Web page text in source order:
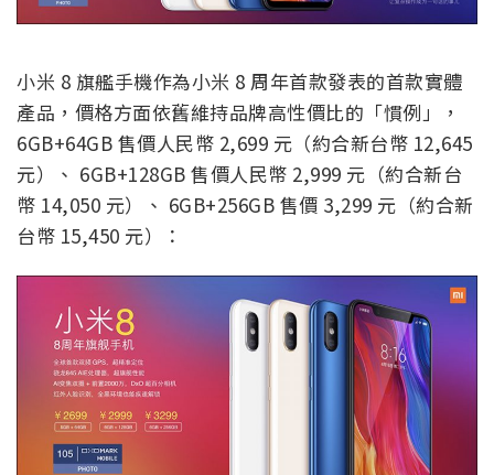
小米 8 旗艦手機作為小米 8 周年首款發表的首款實體
產品，價格方面依舊維持品牌高性價比的「慣例」，
6GB+64GB 售價人民幣 2,699 元（約合新台幣 12,645
元）、 6GB+128GB 售價人民幣 2,999 元（約合新台
幣 14,050 元）、 6GB+256GB 售價 3,299 元（約合新
台幣 15,450 元）：